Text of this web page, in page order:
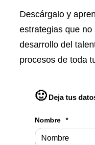
Descárgalo y
estrategias que no
desarrollo del
procesos de toda
🙂Deja tus
Nombre *